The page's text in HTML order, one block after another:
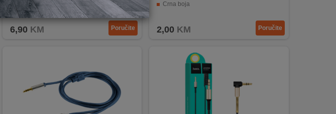
Prikladan za CD, DVD uređaje, TV
Blister pakiranje sa EAN kodom
6,90 KM Poručite
Crna boja
2,00 KM Poručite